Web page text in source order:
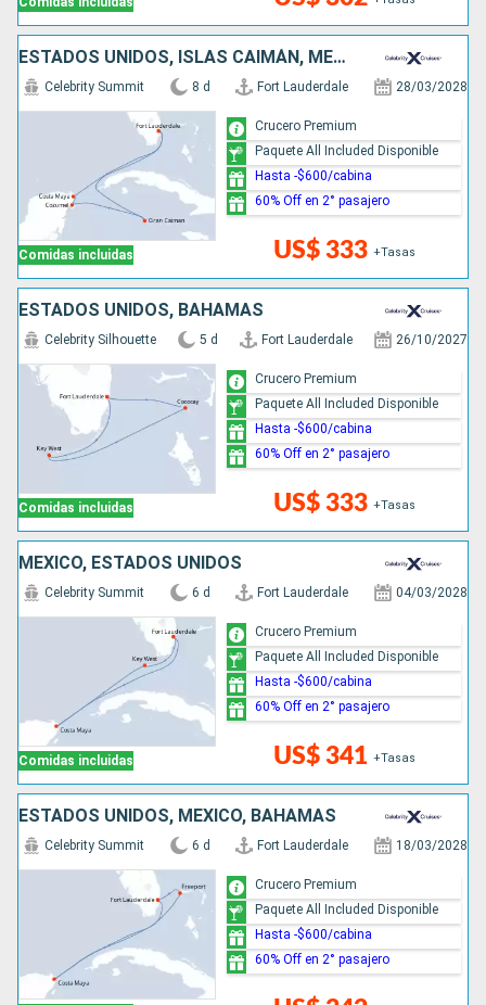
ESTADOS UNIDOS, ISLAS CAIMÁN, MÉXICO
Comidas incluidas
Celebrity Summit 8 d Fort Lauderdale 28/03/2028
US$ 333 +Tasas
Crucero Premium
Paquete All Included Disponible
Hasta -$600/cabina
60% Off en 2° pasajero
ESTADOS UNIDOS, BAHAMAS
Comidas incluidas
Celebrity Silhouette 5 d Fort Lauderdale 26/10/2027
US$ 333 +Tasas
Crucero Premium
Paquete All Included Disponible
Hasta -$600/cabina
60% Off en 2° pasajero
MÉXICO, ESTADOS UNIDOS
Comidas incluidas
Celebrity Summit 6 d Fort Lauderdale 04/03/2028
US$ 341 +Tasas
Crucero Premium
Paquete All Included Disponible
Hasta -$600/cabina
60% Off en 2° pasajero
ESTADOS UNIDOS, MÉXICO, BAHAMAS
Celebrity Summit 6 d Fort Lauderdale 18/03/2028
Crucero Premium
Paquete All Included Disponible
Hasta -$600/cabina
60% Off en 2° pasajero